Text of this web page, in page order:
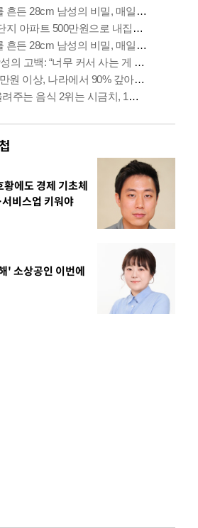
오세훈 서울시
환경 점검
황에도 경제 기초체
비스업 키워야
' 소상공인 이번에